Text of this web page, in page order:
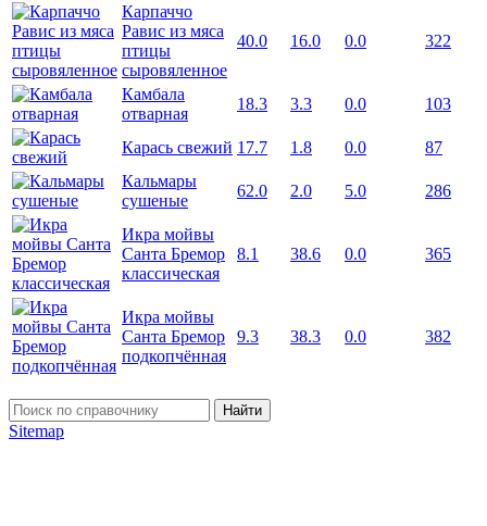
Карпаччо
Равис из мяса
птицы
сыровяленное
40.0 16.0 0.0 322
Камбала
отварная
18.3 3.3 0.0 103
Карась свежий 17.7 1.8 0.0
87
Кальмары
сушеные
62.0 2.0 5.0 286
Икра мойвы
Санта Бремор
классическая
8.1 38.6 0.0 365
Икра мойвы
Санта Бремор
подкопчённая
9.3 38.3 0.0 382
Найти
Sitemap